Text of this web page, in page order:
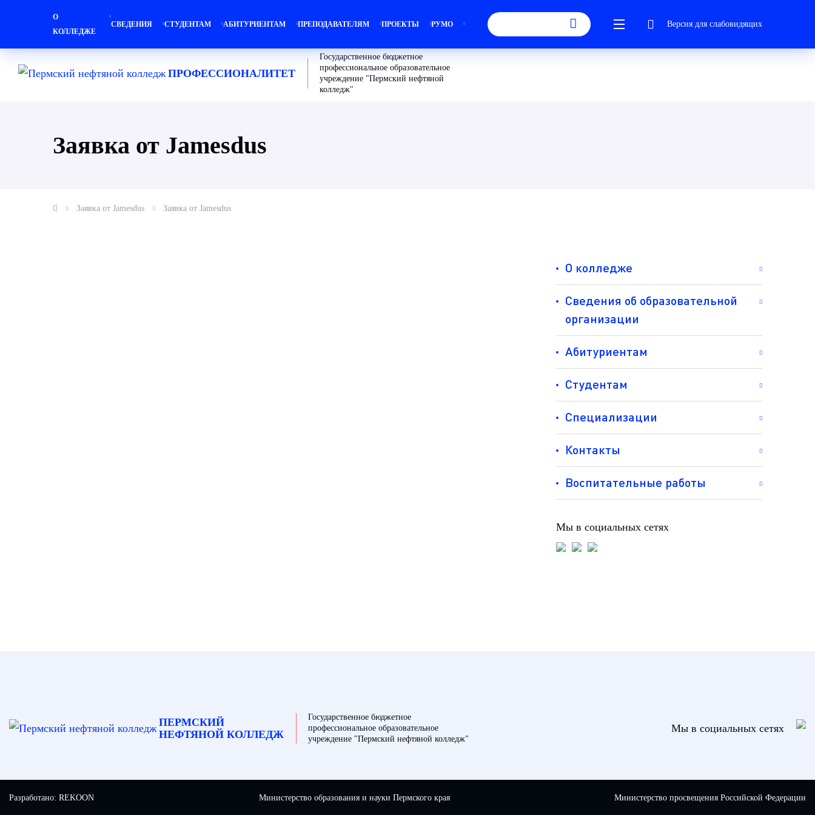
О
КОЛЛЕДЖЕ
СВЕДЕНИЯ СТУДЕНТАМ АБИТУРИЕНТАМ ПРЕПОДАВАТЕЛЯМ ПРОЕКТЫ РУМО Версия для слабовидящих
ПРОФЕССИОНАЛИТЕТ
Государственное бюджетное
профессиональное образовательное
учреждение "Пермский нефтяной
колледж"
Заявка от Jamesdus
Заявка от Jamesdus Заявка от Jamesdus
О колледже
Сведения об образовательной
организации
Абитуриентам
Студентам
Специализации
Контакты
Воспитательные работы
Мы в социальных сетях
ПЕРМСКИЙ
НЕФТЯНОЙ КОЛЛЕДЖ
Государственное бюджетное
профессиональное образовательное
учреждение "Пермский нефтяной колледж"
Мы в социальных сетях
Разработано: REKOON Министерство образования и науки Пермского края Министерство просвещения Российской Федерации